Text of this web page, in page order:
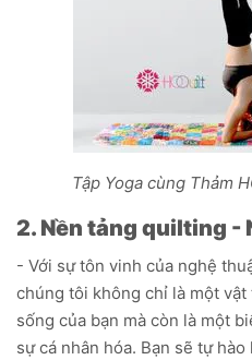
Tập Yoga cùng Thảm
2. Nền tảng quilting -
- Với sự tôn vinh của nghệ
chúng tôi không chỉ là một
sống của bạn mà còn là một
sự cá nhân hóa. Bạn sẽ tự